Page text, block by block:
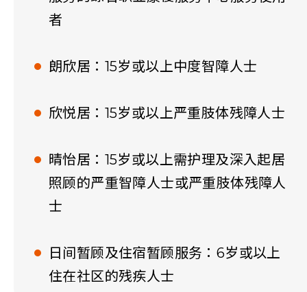
者
朗欣居：15岁或以上中度智障人士
欣悦居：15岁或以上严重肢体残障人士
晴怡居：15岁或以上需护理及深入起居
照顾的严重智障人士或严重肢体残障人
士
日间暂顾及住宿暂顾服务：6岁或以上
住在社区的残疾人士